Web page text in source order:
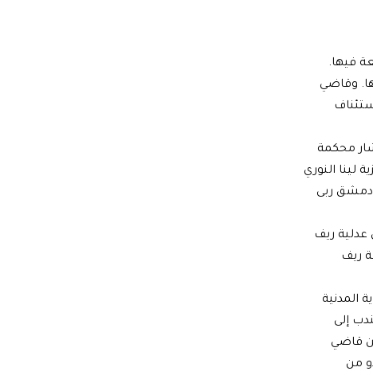
فيها.
وقاضي
محكمة
لينا النوري
دمشق ربى
عدلية ريف
ريف
المدنية
إلى
قاضي
من